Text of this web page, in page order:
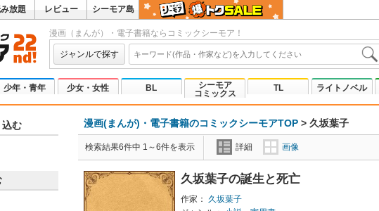
放題 レビュー シーモア島
漫画（まんが）・電子書籍ならコミックシーモア！
ジャンルで探す
少年・青年 少女・女性 BL
シーモア
コミックス
TL ライトノベル
込む 漫画(まんが)・電子書籍のコミックシーモアTOP > 久坂葉子
検索結果6件中 1～6件を表示 詳細 画像
久坂葉子の誕生と死亡
作家：
久坂葉子